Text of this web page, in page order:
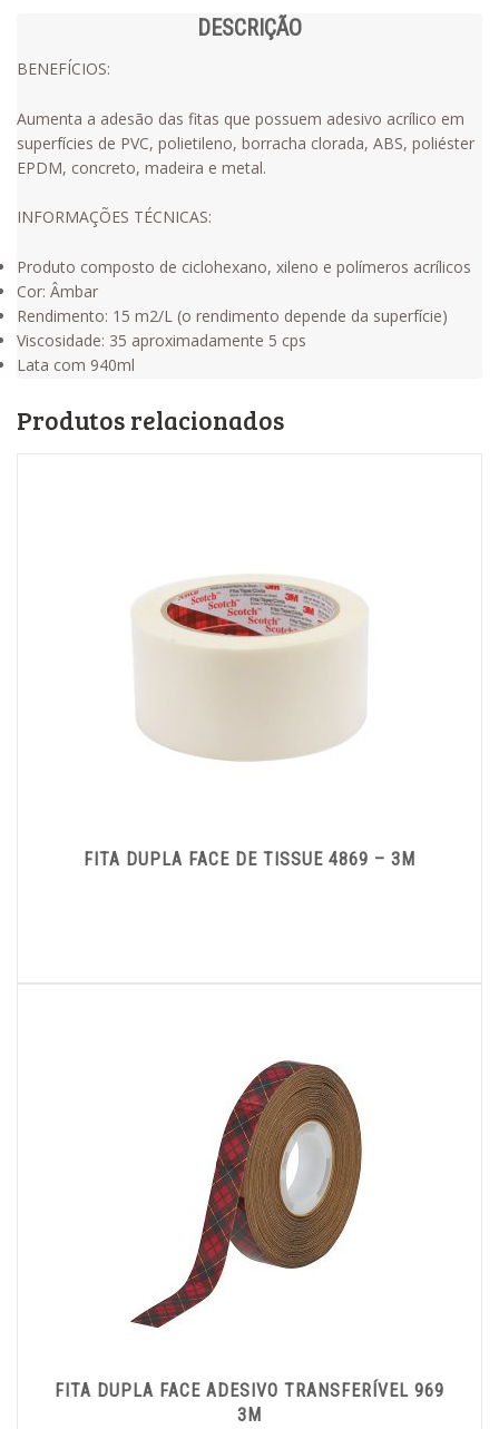
DESCRIÇÃO
BENEFÍCIOS:
Aumenta a adesão das fitas que possuem adesivo acrílico em
superfícies de PVC, polietileno, borracha clorada, ABS, poliéster
EPDM, concreto, madeira e metal.
INFORMAÇÕES TÉCNICAS:
Produto composto de ciclohexano, xileno e polímeros acrílicos
Cor: Âmbar
Rendimento: 15 m2/L (o rendimento depende da superfície)
Viscosidade: 35 aproximadamente 5 cps
Lata com 940ml
Produtos relacionados
FITA DUPLA FACE DE TISSUE 4869 – 3M
FITA DUPLA FACE ADESIVO TRANSFERÍVEL 969
3M